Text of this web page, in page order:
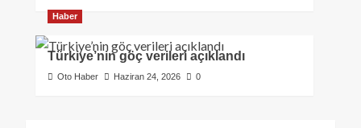
Haber
Türkiye’nin göç verileri açıklandı
Oto Haber Haziran 24, 2026 0